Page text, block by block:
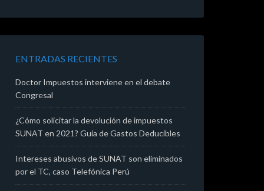
ENTRADAS RECIENTES
Doctor Impuestos interviene en el debate
Congresal
¿Cómo solicitar la devolución de impuestos
SUNAT en 2021? Guía de Gastos Deducibles
Intereses abusivos de SUNAT son eliminados
por el TC, caso Telefónica Perú